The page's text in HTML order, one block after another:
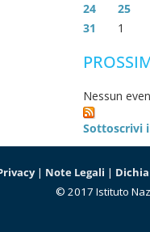
24
25
31
1
Nessun
Sottoscrivi
| Note Legali |
© 2017 Istituto